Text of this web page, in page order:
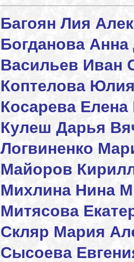
Багоян Лия
Богданова
Васильев Иван
Коптелова
Косарева
Кулеш Дарья
Логвиненко
Майоров
Михлина
Митясова
Скляр Мария
Сысоева